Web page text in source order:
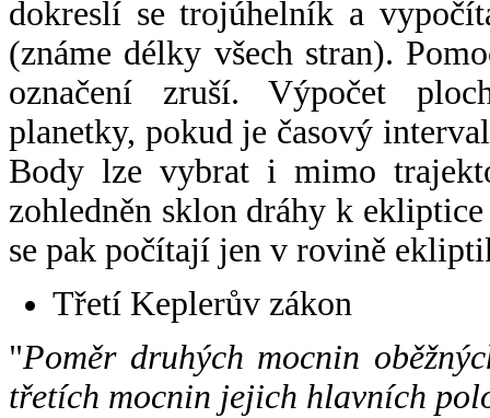
dokreslí se trojúhelník a
(známe délky všech stran).
označení zruší. Výpočet
planetky, pokud je časový
Body lze vybrat i mimo
zohledněn sklon dráhy k
se pak počítají jen v rovině
Třetí Keplerův zákon
"Poměr druhých mocnin
třetích mocnin jejich hlavních